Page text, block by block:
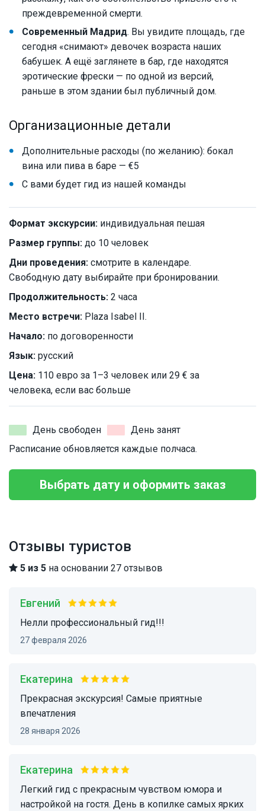
преждевременной смерти.
Современный Мадрид. Вы увидите площадь, где
сегодня «снимают» девочек возраста наших
бабушек. А ещë заглянете в бар, где находятся
эротические фрески — по одной из версий,
раньше в этом здании был публичный дом.
Организационные детали
Дополнительные расходы (по желанию): бокал
вина или пива в баре — €5
С вами будет гид из нашей команды
Формат экскурсии: индивидуальная пешая
Размер группы: до 10 человек
Дни проведения: смотрите в календаре.
Свободную дату выбирайте при бронировании.
Продолжительность: 2 часа
Место встречи: Plaza Isabel II.
Начало: по договоренности
Язык: русский
Цена: 110 евро за 1–3 человек или 29 € за
человека, если вас больше
День свободен
День занят
Расписание обновляется каждые полчаса.
Выбрать дату и оформить заказ
Отзывы туристов
5 из 5 на основании 27 отзывов
Евгений
Нелли профессиональный гид!!!
27 февраля 2026
Екатерина
Прекрасная экскурсия! Самые приятные
впечатления
28 января 2026
Екатерина
Легкий гид с прекрасным чувством юмора и
настройкой на гостя. День в копилке самых ярких